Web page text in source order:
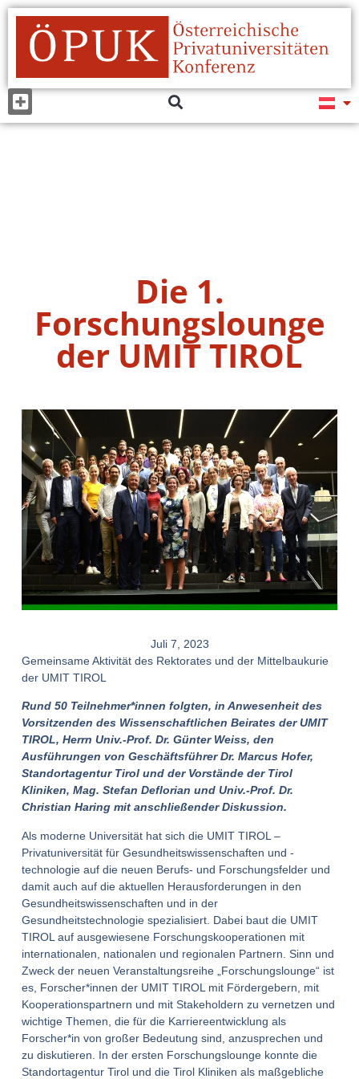
Die 1.
Forschungslounge
der UMIT TIROL
Juli 7, 2023
Gemeinsame Aktivität des Rektorates und der Mittelbaukurie
der UMIT TIROL
Rund 50 Teilnehmer*innen folgten, in Anwesenheit des
Vorsitzenden des Wissenschaftlichen Beirates der UMIT
TIROL, Herrn Univ.-Prof. Dr. Günter Weiss, den
Ausführungen von Geschäftsführer Dr. Marcus Hofer,
Standortagentur Tirol und der Vorstände der Tirol
Kliniken, Mag. Stefan Deflorian und Univ.-Prof. Dr.
Christian Haring mit anschließender Diskussion.
Als moderne Universität hat sich die UMIT TIROL –
Privatuniversität für Gesundheitswissenschaften und -
technologie auf die neuen Berufs- und Forschungsfelder und
damit auch auf die aktuellen Herausforderungen in den
Gesundheitswissenschaften und in der
Gesundheitstechnologie spezialisiert. Dabei baut die UMIT
TIROL auf ausgewiesene Forschungskooperationen mit
internationalen, nationalen und regionalen Partnern. Sinn und
Zweck der neuen Veranstaltungsreihe „Forschungslounge“ ist
es, Forscher*innen der UMIT TIROL mit Fördergebern, mit
Kooperationspartnern und mit Stakeholdern zu vernetzen und
wichtige Themen, die für die Karriereentwicklung als
Forscher*in von großer Bedeutung sind, anzusprechen und
zu diskutieren. In der ersten Forschungslounge konnte die
Standortagentur Tirol und die Tirol Kliniken als maßgebliche